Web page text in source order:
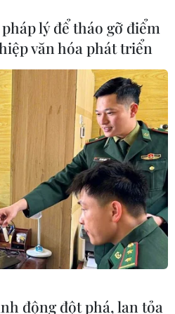
trưởng
dụng
tìm kiếm,
hướng lớn
57-
lý để tháo gỡ điểm
văn hóa phát triển
động đột phá, lan tỏa